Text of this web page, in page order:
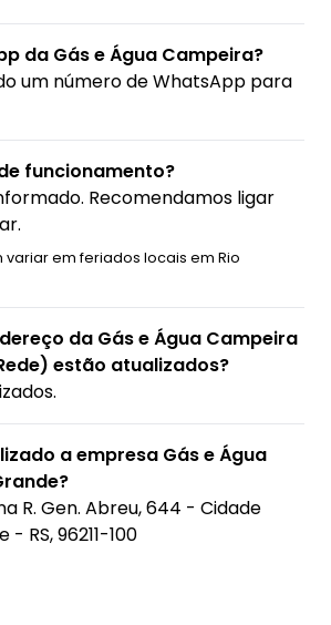
da Gás e Água Campeira?
um número de WhatsApp para
funcionamento?
Recomendamos ligar
em feriados locais em Rio
da Gás e Água Campeira
estão atualizados?
a empresa Gás e Água
R. Gen. Abreu, 644 - Cidade
- RS, 96211-100